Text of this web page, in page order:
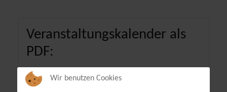
Veranstaltungskalender als
PDF:
Wir benutzen Cookies